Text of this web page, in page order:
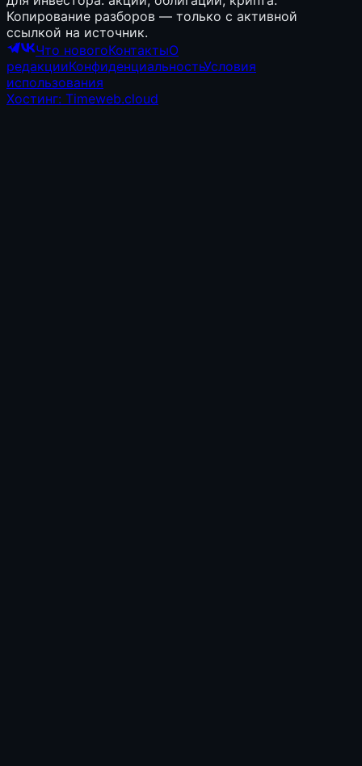
Копирование разборов — только с активной
ссылкой на источник.
Что новогоКонтактыО
редакцииКонфиденциальностьУсловия
использования
Хостинг: Timeweb.cloud